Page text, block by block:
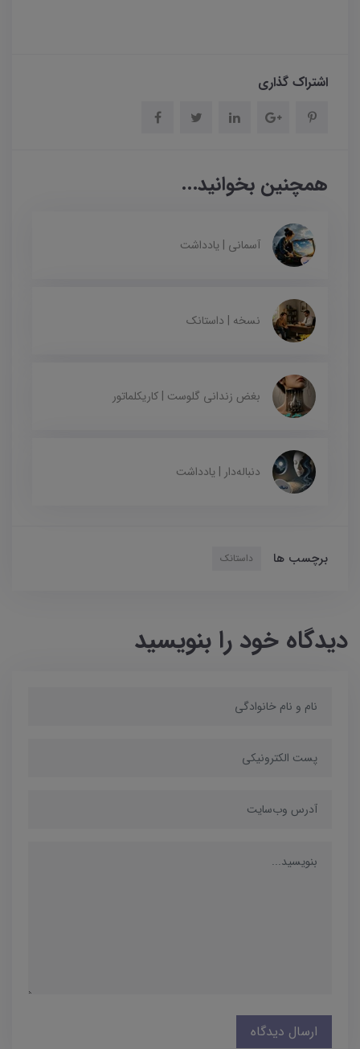
اشتراک گذاری
همچنین بخوانید...
آسمانی | یادداشت
نسخه | داستانک
بغض زندانی گلوست | کاریکلماتور
دنباله‌دار | یادداشت
برچسب ها داستانک
دیدگاه خود را بنویسید
ارسال دیدگاه